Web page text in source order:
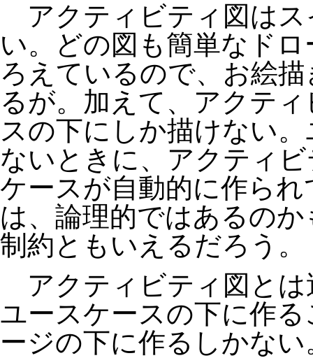
アクティビティ図はス
い。どの図も簡単なド
ろえているので、お絵
るが。加えて、アクテ
スの下にしか描けない
ないときに、アクティ
ケースが自動的に作ら
は、論理的ではあるの
制約ともいえるだろう。
アクティビティ図とは
ユースケースの下に作
ージの下に作るしかない